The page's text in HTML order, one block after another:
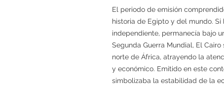
El periodo de emisión
historia de Egipto y del mundo.
independiente, permanecía bajo
Segunda Guerra Mundial, El
norte de África, atrayendo la
y económico. Emitido en este
simbolizaba la estabilidad de la